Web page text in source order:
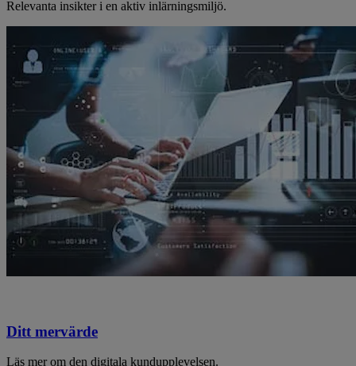
Relevanta insikter i en aktiv inlärningsmiljö.
Ditt mervärde
Läs mer om den digitala kundupplevelsen.